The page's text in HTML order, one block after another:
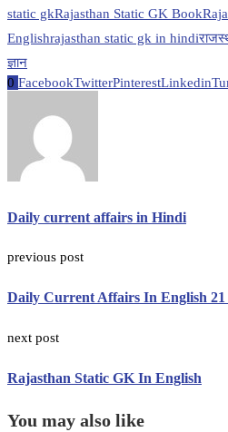
static gkRajasthan Static GK Book
Englishrajasthan static gk in hindi
ज्ञान
0 FacebookTwitterPinterestLinkedin
Daily current affairs in Hindi
previous post
Daily Current Affairs In English 21
next post
Rajasthan Static GK In English
You may also like